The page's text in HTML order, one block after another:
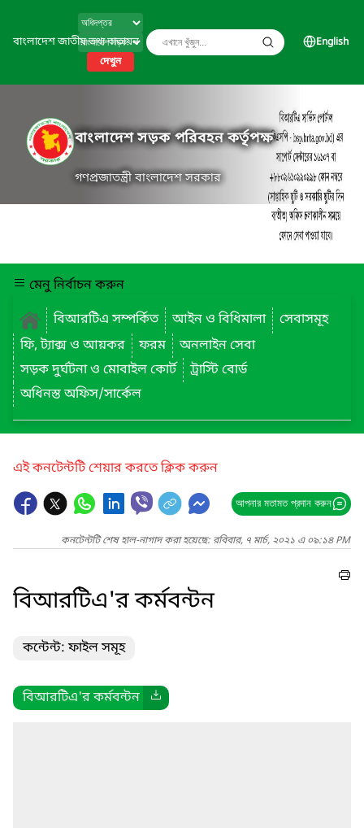
বাংলাদেশ জাতীয় তথ্য বাতায়ন
দেখুন
English
বাংলাদেশ সড়ক পরিবহন কর্তৃপক্ষ
গণপ্রজাতন্ত্রী বাংলাদেশ সরকার
মেনু নির্বাচন করুন
বিআরটিএ সম্পর্কিত
আইন ও বিধিমালা
সেবাসমূহ
ফি, ট্যাক্স ও আয়কর
ফরম
অনলাইন সেবা
সড়ক দুর্ঘটনা ও মোবাইল কোর্ট
ট্রাস্টি বোর্ড
অধিনস্ত অফিস/সার্কেল
এই কনটেন্টটি শেয়ার করতে ক্লিক করুন
আপনার মতামত প্রদান করুন
কনটেন্টটি শেষ হাল-নাগাদ করা হয়েছে: রবিবার, ৭ মার্চ, ২০২১ এ ০৯:১৪ PM
বিআরটিএ'র কর্মবন্টন
কন্টেন্ট: ফাইল সমূহ
বিআরটিএ'র কর্মবন্টন